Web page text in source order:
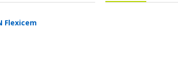
Flexicem